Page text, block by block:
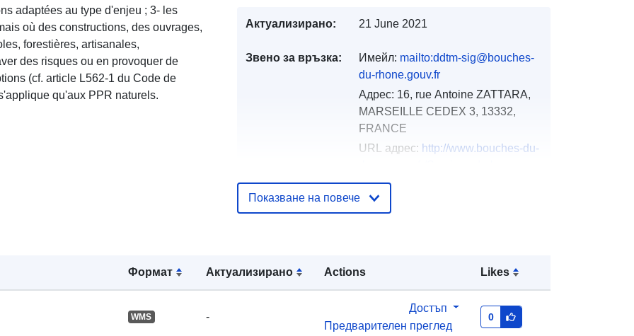
adaptées au type d'enjeu ; 3- les
où des constructions, des ouvrages,
forestières, artisanales,
des risques ou en provoquer de
(cf. article L562-1 du Code de
qu'aux PPR naturels.
Формат Актуализирано Actions Likes
WMS -
Достъп
Предварителен преглед
0
Актуализирано: 21 June 2021
Звено за връзка: Имейл: mailto:ddtm-sig@bouches-
du-rhone.gouv.fr
Адрес: 16, rue Antoine ZATTARA,
MARSEILLE CEDEX 3, 13332,
FRANCE
URL адрес: http://www.bouches-du-
Etat/Agriculture-environn...
01 October 2022
Координати: [ [ 4.23028088,
43.1623764 ], [ 4.23028088,
Показване на повече